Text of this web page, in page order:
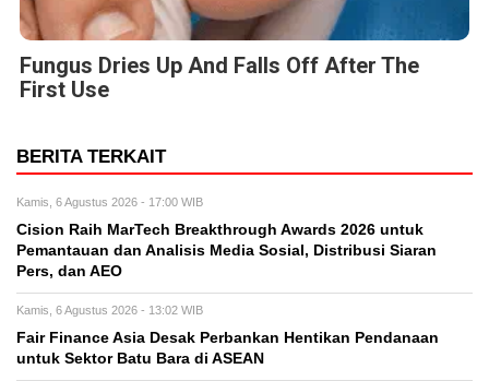
Fungus Dries Up And Falls Off After The
First Use
BERITA TERKAIT
Kamis, 6 Agustus 2026 - 17:00 WIB
Cision Raih MarTech Breakthrough Awards 2026 untuk
Pemantauan dan Analisis Media Sosial, Distribusi Siaran
Pers, dan AEO
Kamis, 6 Agustus 2026 - 13:02 WIB
Fair Finance Asia Desak Perbankan Hentikan Pendanaan
untuk Sektor Batu Bara di ASEAN